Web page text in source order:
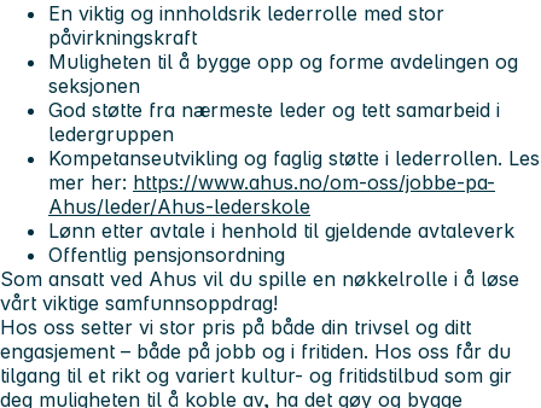
En viktig og innholdsrik lederrolle med stor
påvirkningskraft
Muligheten til å bygge opp og forme avdelingen og
seksjonen
God støtte fra nærmeste leder og tett samarbeid i
ledergruppen
Kompetanseutvikling og faglig støtte i lederrollen. Les
mer her: https://www.ahus.no/om-oss/jobbe-pa-
Ahus/leder/Ahus-lederskole
Lønn etter avtale i henhold til gjeldende avtaleverk
Offentlig pensjonsordning
Som ansatt ved Ahus vil du spille en nøkkelrolle i å løse
vårt viktige samfunnsoppdrag!
Hos oss setter vi stor pris på både din trivsel og ditt
engasjement – både på jobb og i fritiden. Hos oss får du
tilgang til et rikt og variert kultur- og fritidstilbud som gir
deg muligheten til å koble av, ha det gøy og bygge